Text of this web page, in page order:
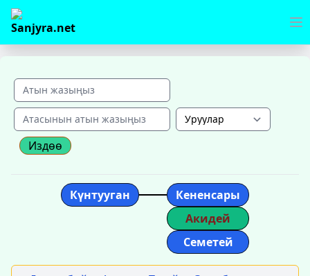
Издөө
Күнтууган
Кененсары
Акидей
Семетей